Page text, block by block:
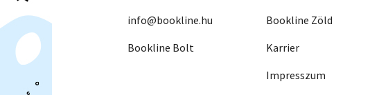
info@bookline.hu
Bookline Bolt
Bookline Zöld
Karrier
Impresszum